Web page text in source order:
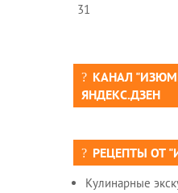
31
КАНАЛ
ЯНДЕКС.ДЗЕН
РЕЦЕПТЫ ОТ
Кулинарные